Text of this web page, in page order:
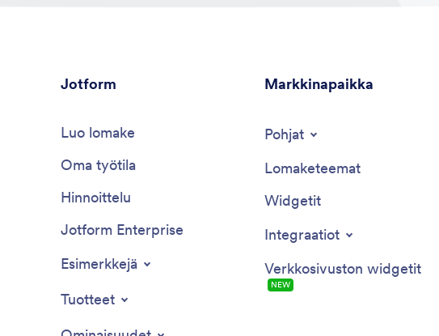
Jotform
Luo lomake
Oma työtila
Hinnoittelu
Jotform Enterprise
Esimerkkejä
Tuotteet
Markkinapaikka
Pohjat
Lomaketeemat
Widgetit
Integraatiot
Verkkosivuston widgetit
NEW